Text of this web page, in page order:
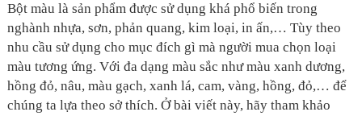
Bột màu là sản phẩm được sử dụng khá phổ biến trong
nghành nhựa, sơn, phản quang, kim loại, in ấn,… Tùy theo
nhu cầu sử dụng cho mục đích gì mà người mua chọn loại
màu tương ứng. Với đa dạng màu sắc như màu xanh dương,
hồng đỏ, nâu, màu gạch, xanh lá, cam, vàng, hồng, đỏ,… để
chúng ta lựa theo sở thích. Ở bài viết này, hãy tham khảo